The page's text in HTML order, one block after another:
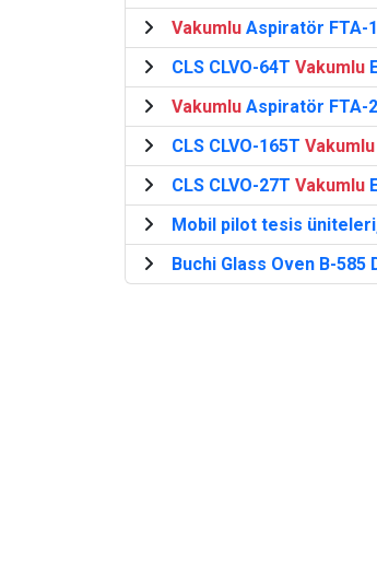
Vakumlu Aspiratör FTA-1
CLS CLVO-64T Vakumlu
Vakumlu Aspiratör FTA-2
CLS CLVO-165T Vakumlu
CLS CLVO-27T Vakumlu
Mobil pilot tesis üniteleri,
Buchi Glass Oven B-585